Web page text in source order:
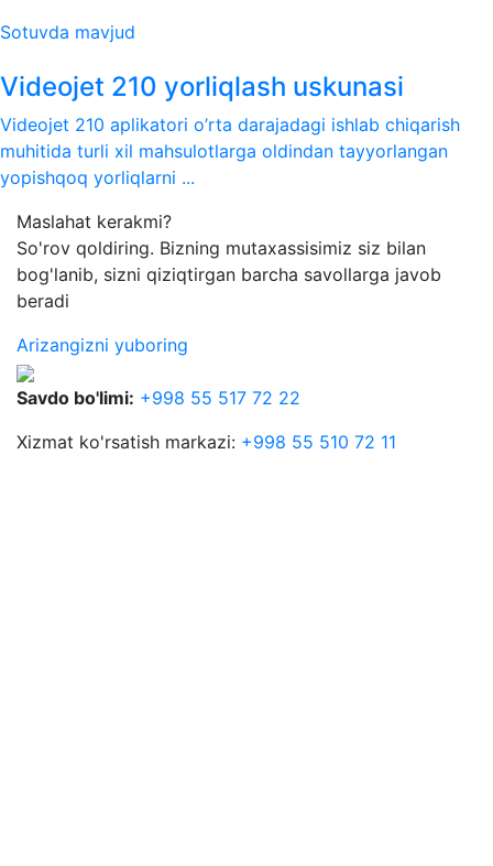
Sotuvda mavjud
Videojet 210 yorliqlash uskunasi
Videojet 210 aplikatori o’rta darajadagi ishlab chiqarish
muhitida turli xil mahsulotlarga oldindan tayyorlangan
yopishqoq yorliqlarni ...
Maslahat kerakmi?
So'rov qoldiring. Bizning mutaxassisimiz siz bilan
bog'lanib, sizni qiziqtirgan barcha savollarga javob
beradi
Arizangizni yuboring
Savdo bo'limi: +998 55 517 72 22
Xizmat ko'rsatish markazi: +998 55 510 72 11